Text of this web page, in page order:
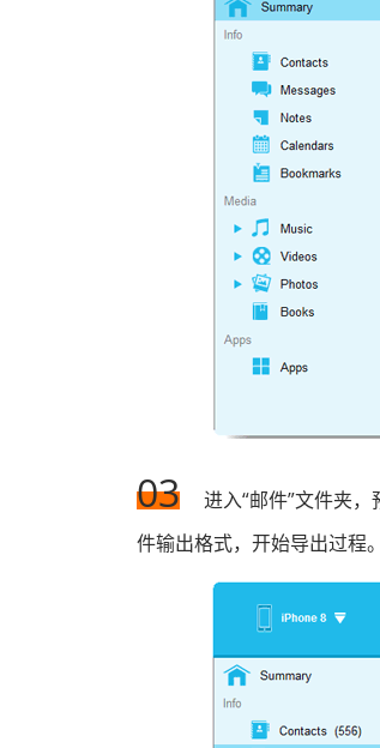
03
进入“邮件”文件夹
件输出格式，开始导出过程。